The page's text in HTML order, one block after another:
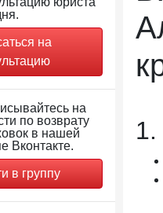
на
на
по возврату
в нашей
Вконтакте.
в группу